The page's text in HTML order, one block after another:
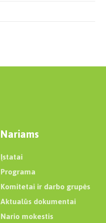
Nariams
Įstatai
Programa
Komitetai ir darbo grupės
Aktualūs dokumentai
Nario mokestis